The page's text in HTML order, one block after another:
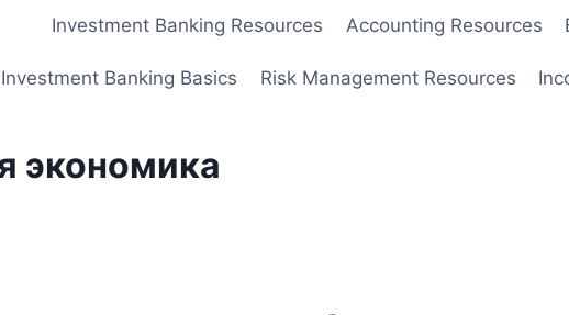
Investment Banking Resources Accounting Resources
Investment Banking Basics Risk Management Resources
экономика